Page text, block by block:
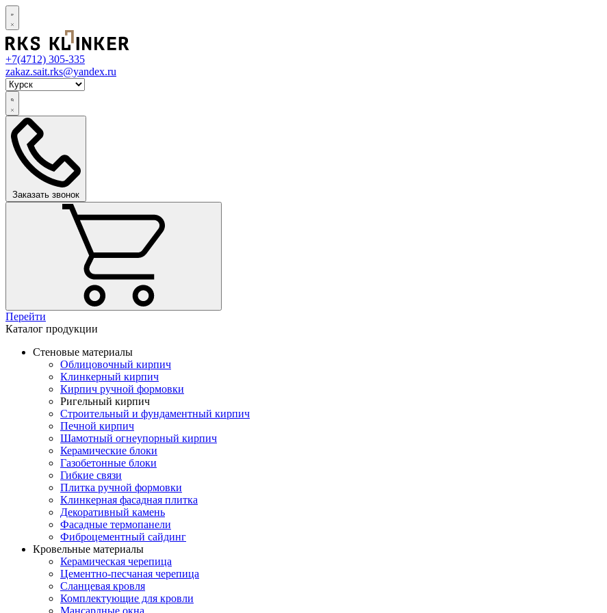
+7(4712) 305-335
zakaz.sait.rks@yandex.ru
Заказать звонок
Перейти
Каталог продукции
Стеновые материалы
Облицовочный кирпич
Клинкерный кирпич
Кирпич ручной формовки
Ригельный кирпич
Строительный и фундаментный кирпич
Печной кирпич
Шамотный огнеупорный кирпич
Керамические блоки
Газобетонные блоки
Гибкие связи
Плитка ручной формовки
Клинкерная фасадная плитка
Декоративный камень
Фасадные термопанели
Фиброцементный сайдинг
Кровельные материалы
Керамическая черепица
Цементно-песчаная черепица
Сланцевая кровля
Комплектующие для кровли
Мансардные окна